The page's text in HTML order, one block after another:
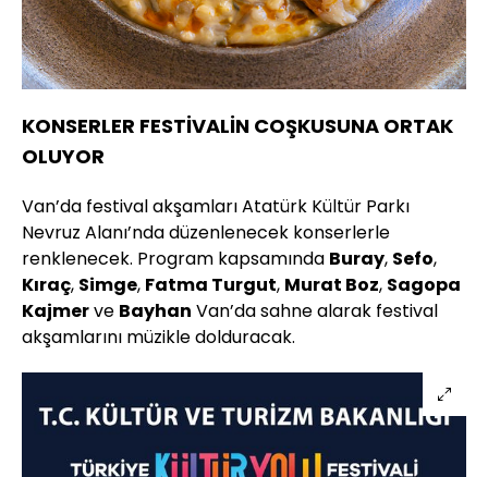
KONSERLER FESTİVALİN COŞKUSUNA ORTAK
OLUYOR
Van’da festival akşamları Atatürk Kültür Parkı
Nevruz Alanı’nda düzenlenecek konserlerle
renklenecek. Program kapsamında Buray, Sefo,
Kıraç, Simge, Fatma Turgut, Murat Boz, Sagopa
Kajmerve Bayhan Van’da sahne alarak festival
akşamlarını müzikle dolduracak.